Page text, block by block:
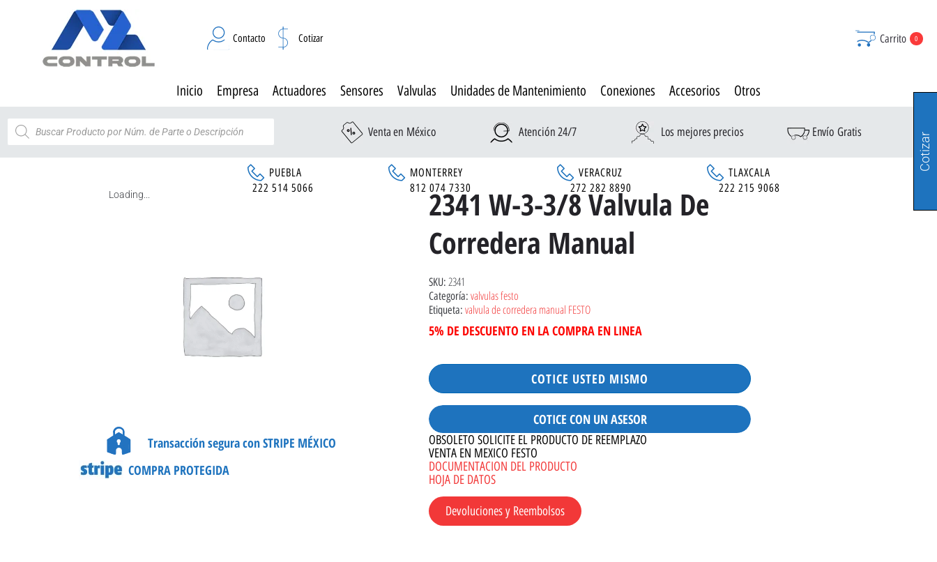
Contacto Cotizar Carrito 0
Inicio Empresa Actuadores Sensores Valvulas Unidades de Mantenimiento Conexiones Accesorios Otros
Venta en México Atención 24/7 Los mejores precios Envío Gratis
PUEBLA MONTERREY VERACRUZ
TLAXCALA
222 514 5066
812 074 7330 272 282 8890 222 215 9068
Loading...
Transacción segura con STRIPE MÉXICO
COMPRA PROTEGIDA
2341 W-3-3/8 Valvula De
Corredera Manual
SKU: 2341
Categoría: valvulas festo
Etiqueta: valvula de corredera manual FESTO
5% DE DESCUENTO EN LA COMPRA EN LINEA
COTICE USTED MISMO
COTICE CON UN ASESOR
OBSOLETO SOLICITE EL PRODUCTO DE REEMPLAZO
VENTA EN MEXICO FESTO
DOCUMENTACION DEL PRODUCTO
HOJA DE DATOS
Devoluciones y Reembolsos
Cotizar